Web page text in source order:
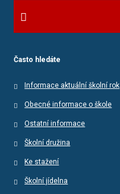
Často hledáte
Informace aktuální školní rok
Obecné informace o škole
Ostatní informace
Školní družina
Ke stažení
Školní jídelna